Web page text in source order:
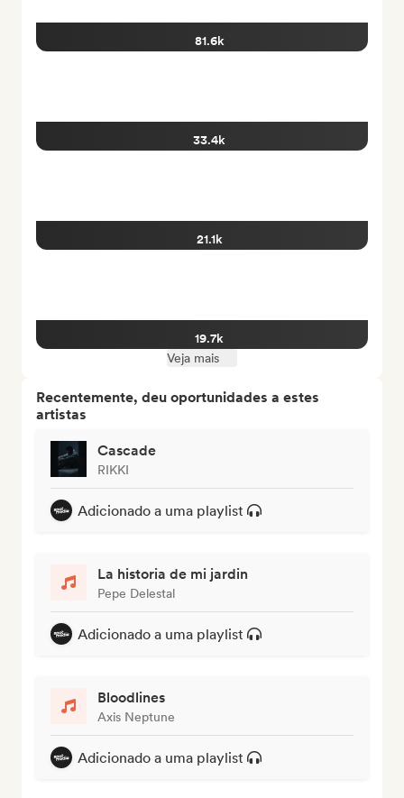
81.6k
33.4k
21.1k
19.7k
Veja mais
Recentemente, deu oportunidades a estes
artistas
Cascade
RIKKI
Adicionado a uma playlist
La historia de mi jardin
Pepe Delestal
Adicionado a uma playlist
Bloodlines
Axis Neptune
Adicionado a uma playlist